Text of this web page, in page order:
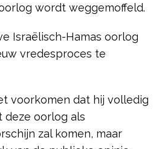
wordt weggemoffeld.
Israëlisch-Hamas oorlog
vredesproces te
voorkomen dat hij volledig
deze oorlog als
zal komen, maar